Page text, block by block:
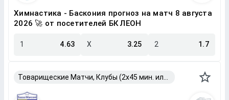
Химнастика - Баскония прогноз на матч 8 августа
2026 🚀 от посетителей БК ЛЕОН
1 4.63 X 3.25 2 1.7